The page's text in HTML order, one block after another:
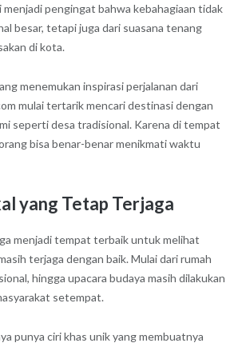
menjadi pengingat bahwa kebahagiaan tidak
besar, tetapi juga dari suasana tenang
di kota.
menemukan inspirasi perjalanan dari
mulai tertarik mencari destinasi dengan
seperti desa tradisional. Karena di tempat
bisa benar-benar menikmati waktu
yang Tetap Terjaga
menjadi tempat terbaik untuk melihat
terjaga dengan baik. Mulai dari rumah
hingga upacara budaya masih dilakukan
setempat.
punya ciri khas unik yang membuatnya